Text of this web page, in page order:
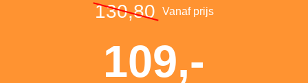
130,80 Vanaf prijs
109,-